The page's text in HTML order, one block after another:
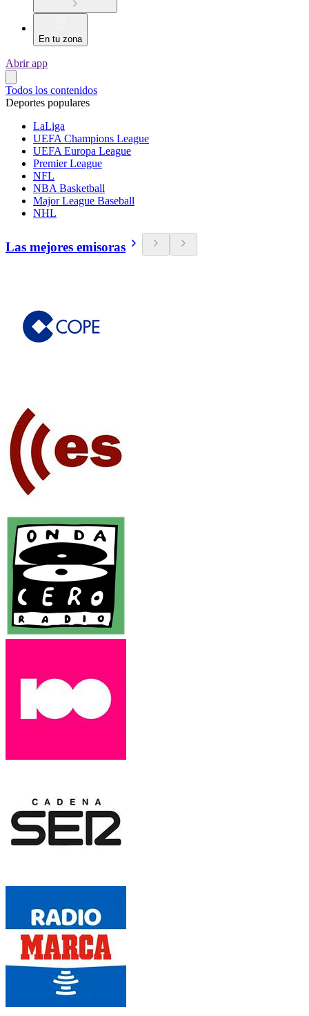
En tu zona
Abrir app
Todos los contenidos
Deportes populares
LaLiga
UEFA Champions League
UEFA Europa League
Premier League
NFL
NBA Basketball
Major League Baseball
NHL
Las mejores emisoras